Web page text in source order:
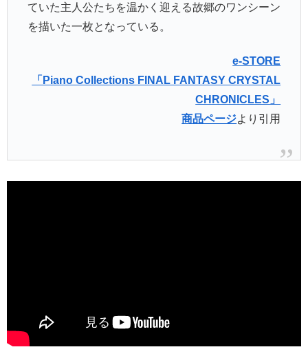
ていた主人公たちを温かく迎える故郷のワンシーン
を描いた一枚となっている。
e-STORE
「Piano Collections FINAL FANTASY CRYSTAL
CHRONICLES」
商品ページより引用